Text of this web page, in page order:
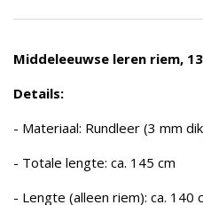
Middeleeuwse leren riem,
Details:
- Materiaal: Rundleer (3 mm
- Totale lengte: ca. 145 cm
- Lengte (alleen riem): ca. 140